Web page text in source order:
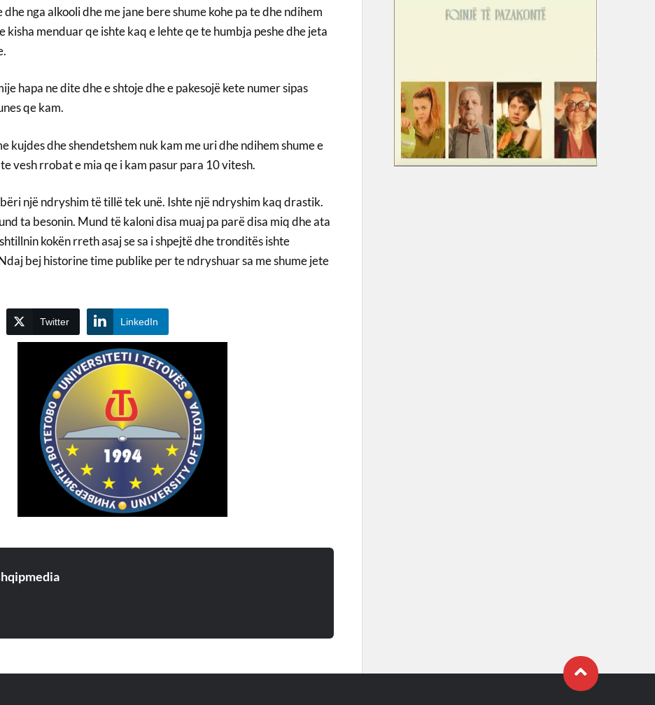
dhe nga alkooli dhe me jane bere shume kohe pa te dhe ndihem
kisha menduar qe ishte kaq e lehte qe te humbja peshe dhe jeta
hapa ne dite dhe e shtoje dhe e pakesojë kete numer sipas
qe kam.
kujdes dhe shendetshem nuk kam me uri dhe ndihem shume e
vesh rrobat e mia qe i kam pasur para 10 vitesh.
një ndryshim të tillë tek unë. Ishte një ndryshim kaq drastik.
ta besonin. Mund të kaloni disa muaj pa parë disa miq dhe ata
kokën rreth asaj se sa i shpejtë dhe tronditës ishte
bej historine time publike per te ndryshuar sa me shume jete
Twitter LinkedIn